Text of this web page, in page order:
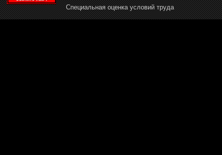
Специальная оценка условий труда